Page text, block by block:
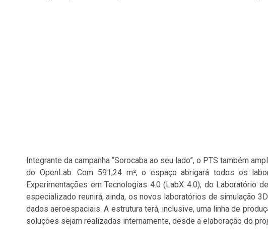
Integrante da campanha “Sorocaba ao seu lado”, o PTS também
do OpenLab. Com 591,24 m², o espaço abrigará todos os
Experimentações em Tecnologias 4.0 (LabX 4.0), do Laboratório
especializado reunirá, ainda, os novos laboratórios de simulação
dados aeroespaciais. A estrutura terá, inclusive, uma linha de
soluções sejam realizadas internamente, desde a elaboração do